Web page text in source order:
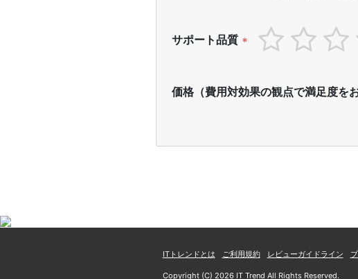
サポート品質 *
価格（費用対効果の観点で満足度を
ITトレンドとは ご利用規約 レビューガイドライン
Copyright (C) 2026 IT Trend All Rights Reserved.